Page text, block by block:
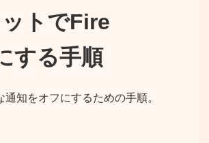
トでFire
する手順
知をオフにするための手順。